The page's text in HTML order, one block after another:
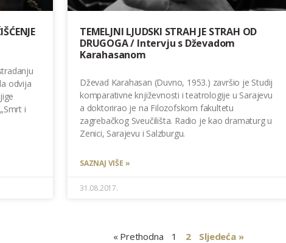
odvija
i
TEMELJNI LJUDSKI STRAH JE STRAH OD
DRUGOGA / Intervju s Dževadom
Karahasanom
Dževad Karahasan (Duvno, 1953.) završio je Studij
komparativne književnosti i teatrologije u Sarajevu
a doktorirao je na Filozofskom fakultetu
zagrebačkog Sveučilišta. Radio je kao dramaturg u
Zenici, Sarajevu i Salzburgu.
SAZNAJ VIŠE »
31.08.2017.
« Prethodna 1 2 Sljedeća »